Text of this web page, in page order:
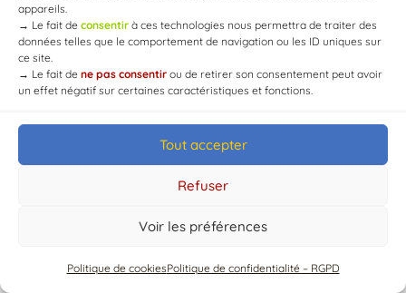
appareils.
→ Le fait de consentir à ces technologies nous permettra de traiter des
données telles que le comportement de navigation ou les ID uniques sur
ce site.
→ Le fait de ne pas consentir ou de retirer son consentement peut avoir
un effet négatif sur certaines caractéristiques et fonctions.
Tout accepter
Refuser
Voir les préférences
Politique de cookiesPolitique de confidentialité – RGPD
© Mairie de Chaource [2004-2024] | Tous droits réservés.